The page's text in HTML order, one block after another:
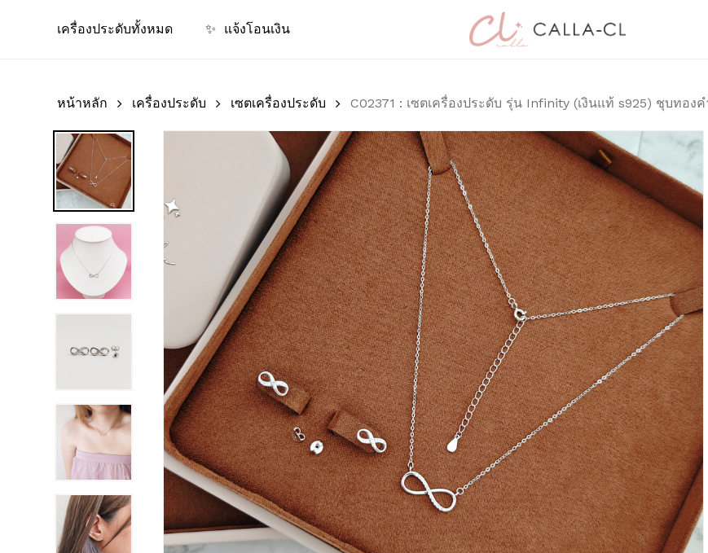
เครื่องประดับทั้งหมด ✨ แจ้งโอนเงิน
หน้าหลัก เครื่องประดับ เซตเครื่องประดับ C02371 : เซตเครื่องประดับ รุ่น Infinity (เงินแท้ s925) ชุบทอง
มาเป็นคนแรกที่
อีเมลของคุณจะไม่แสด
การให้คะแนนของคุณ *
บทวิจารณ์ของคุณ *
ชื่อ*
บันทึกชื่อ, อีเมล และ